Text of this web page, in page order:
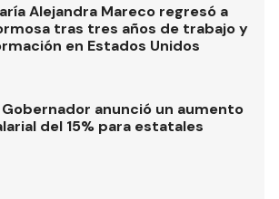
Alejandra Mareco regresó a
tras tres años de trabajo y
en Estados Unidos
Gobernador anunció un aumento
del 15% para estatales